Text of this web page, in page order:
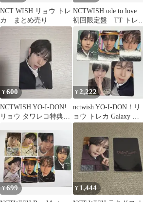
NCT WISH リョウ トレ
カ まとめ売り
NCTWISH ode to love
初回限定盤 TT トレ
カ リョウ
¥600
NCTWISH YO-I-DON!
リョウ タワレコ特典ト
¥2,222
nctwish YO-I-DON！リ
ョウ トレカ Galaxy 封
入 5枚セット
¥699 ¥ 1,444